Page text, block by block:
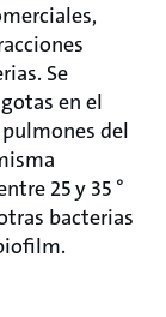
Se
en el
del
25 y 35 °
bacterias